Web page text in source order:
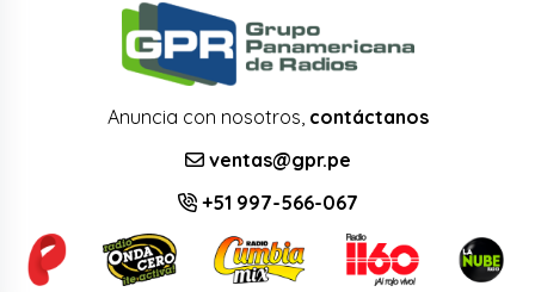
Anuncia con nosotros, contáctanos
ventas@gpr.pe
+51 997-566-067